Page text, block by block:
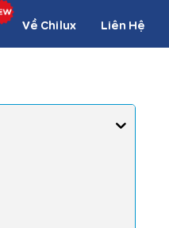
Về Chilux Liên Hệ